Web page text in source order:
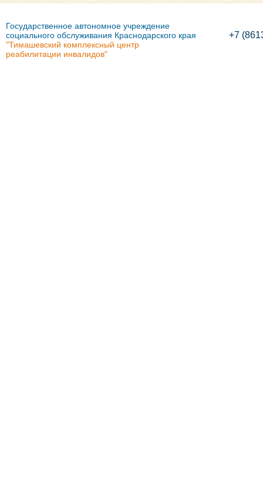
Государственное автономное учреждение
социального обслуживания Краснодарского края
"Тимашевский комплексный центр
реабилитации инвалидов"
+7